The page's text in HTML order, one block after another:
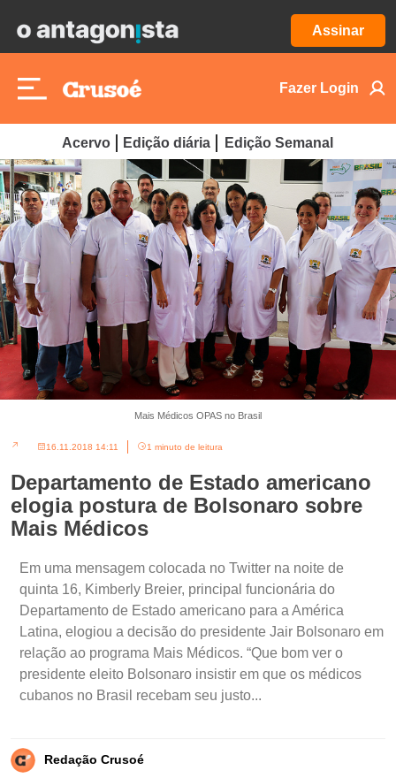
Assinar
Fazer Login
Acervo Edição diária Edição Semanal
Mais Médicos OPAS no Brasil
16.11.2018 14:11 1 minuto de leitura
Departamento de Estado americano
elogia postura de Bolsonaro sobre
Mais Médicos
Em uma mensagem colocada no Twitter na noite de
quinta 16, Kimberly Breier, principal funcionária do
Departamento de Estado americano para a América
Latina, elogiou a decisão do presidente Jair Bolsonaro em
relação ao programa Mais Médicos. “Que bom ver o
presidente eleito Bolsonaro insistir em que os médicos
cubanos no Brasil recebam seu justo...
Redação Crusoé